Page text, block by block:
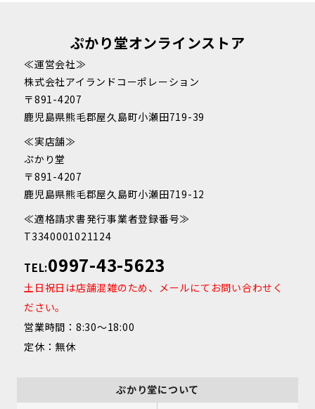
ぷかり堂オンラインストア
≪運営会社≫
株式会社アイランドコーポレーション
〒891-4207
鹿児島県熊毛郡屋久島町小瀬田719-39
≪実店舗≫
ぷかり堂
〒891-4207
鹿児島県熊毛郡屋久島町小瀬田719-12
≪適格請求書発行事業者登録番号≫
T3340001021124
TEL:0997-43-5623
土日祝日は店舗混雑のため、メールにてお問い合わせく
ださい。
営業時間：8:30～18:00
定休：無休
ぷかり堂について